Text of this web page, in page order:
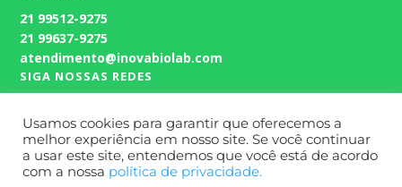
21 99512-9275
21 99637-9275
atendimento@inovabiolab.com
SIGA NOSSAS REDES
Usamos cookies para garantir que oferecemos a
melhor experiência em nosso site. Se você continuar
a usar este site, entendemos que você está de acordo
com a nossa política de privacidade.